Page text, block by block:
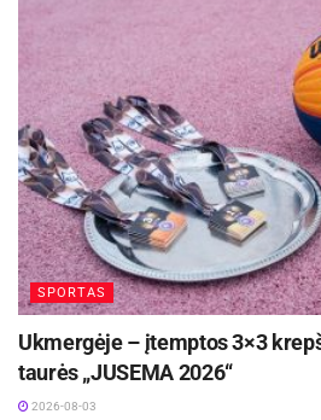
Kėdainiuose prasidės
festivalis
Radvilų istoriją
2026-08-04
Šaltinis: Kėdainių rajono savivaldybė
SPORTAS
Ukmergėje – įtemptos 3×3
taurės „JUSEMA 2026“
2026-08-03